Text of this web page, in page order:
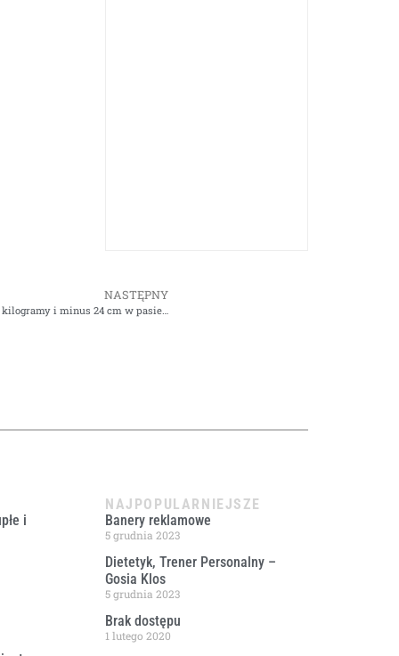
NASTĘPNY
kilogramy i minus 24 cm w pasie…
i
NAJPOPULARNIEJSZE
Banery reklamowe
5 grudnia 2023
Dietetyk, Trener Personalny –
Gosia Klos
5 grudnia 2023
Brak dostępu
1 lutego 2020